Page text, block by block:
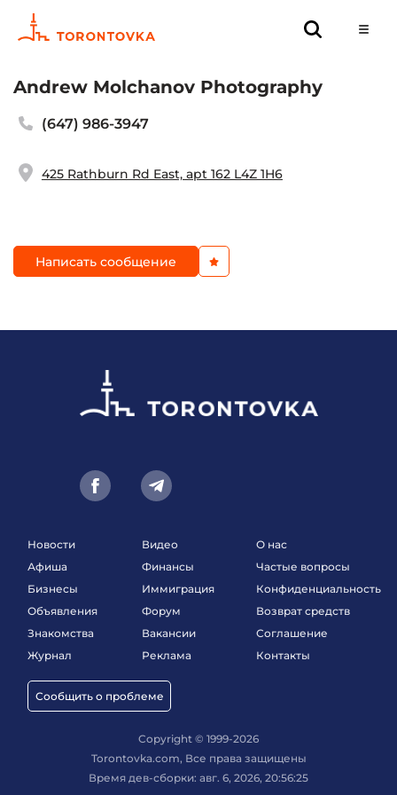
Andrew Molchanov Photography
(647) 986-3947
425 Rathburn Rd East, apt 162 L4Z 1H6
Написать сообщение
Новости
Афиша
Бизнесы
Объявления
Знакомства
Журнал
Сообщить о проблеме
Видео
Финансы
Иммиграция
Форум
Вакансии
Реклама
О нас
Частые вопросы
Конфиденциальность
Возврат средств
Соглашение
Контакты
Copyright © 1999-2026
Torontovka.com, Все права защищены
Время дев-сборки: авг. 6, 2026, 20:56:25